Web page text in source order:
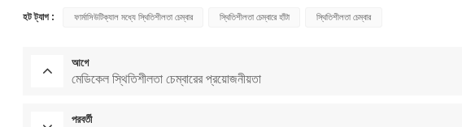
হট ট্যাগ : ফার্মাসিউটিক্যাল মধ্যে স্থিতিশীলতা চেম্বার স্থিতিশীলতা চেম্বারে হাঁটা স্থিতিশীলতা চেম্বার
আগে
মেডিকেল স্থিতিশীলতা চেম্বারের প্রয়োজনীয়তা
পরবর্তী